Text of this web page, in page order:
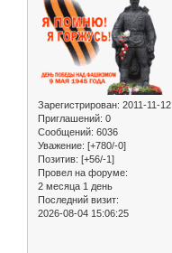
Зарегистрирован: 2011-11-12
Приглашений: 0
Сообщений: 6036
Уважение: [+780/-0]
Позитив: [+56/-1]
Провел на форуме:
2 месяца 1 день
Последний визит:
2026-08-04 15:06:25